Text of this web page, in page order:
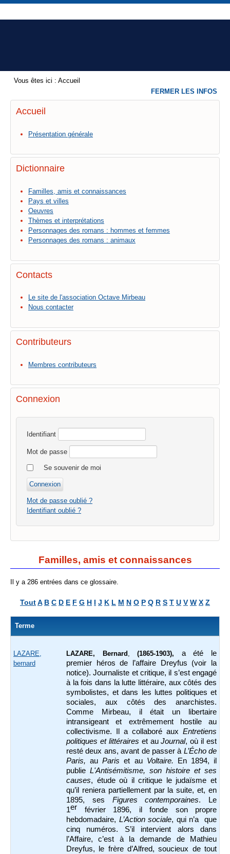
Vous êtes ici : Accueil
Accueil
Présentation générale
Dictionnaire
Familles, amis et connaissances
Pays et villes
Oeuvres
Thèmes et interprétations
Personnages des romans : hommes et femmes
Personnages des romans : animaux
Contacts
Le site de l'association Octave Mirbeau
Nous contacter
Contributeurs
Membres contributeurs
Connexion
Identifiant
Mot de passe
Se souvenir de moi
Mot de passe oublié ?
Identifiant oublié ?
Familles, amis et connaissances
Il y a 286 entrées dans ce glossaire.
ToutA B C D E F G H I J K L M N O P Q R S T U V W X Z
Terme
LAZARE,
bernard
LAZARE, Bernard ,(1865-1903),
a été le
premier héros de l’affaire Dreyfus (voir la
notice). Journaliste et critique, il s’est engagé
à la fois dans la lutte littéraire, aux côtés des
symbolistes, et dans les luttes politiques et
sociales, aux côtés des anarchistes.
Comme Mirbeau, il était un libertaire
intransigeant et extrêmement hostile au
collectivisme. Il a collaboré aux Entretiens
politiques et littéraires et auJournal, où il est
resté deux ans, avant de passer à L’Écho de
Paris,auParis et au Voltaire. En 1894, il
publie L'Antisémitisme, son histoire et ses
causes, étude où il critique le judaïsme et
qu’il reniera partiellement par la suite, et, en
1895, ses Figures contemporaines. Le
1er février 1896, il fonde son propre
hebdomadaire, L’Action sociale, qui n’a que
cinq numéros. S’il intervient alors dans
l’Affaire, c’est à la demande de Mathieu
Dreyfus, le frère d’Alfred, soucieux de tout
FERMER LES INFOS